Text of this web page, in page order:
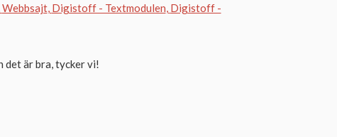
Webbsajt Digistoff - Textmodulen Digistoff -
det är bra, tycker vi!